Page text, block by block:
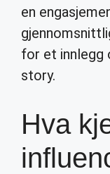
en
for et innlegg
story.
Hva